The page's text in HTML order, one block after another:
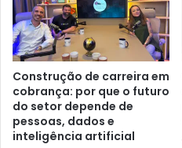
Construção de carreira em
cobrança: por que o futuro
do setor depende de
pessoas, dados e
inteligência artificial